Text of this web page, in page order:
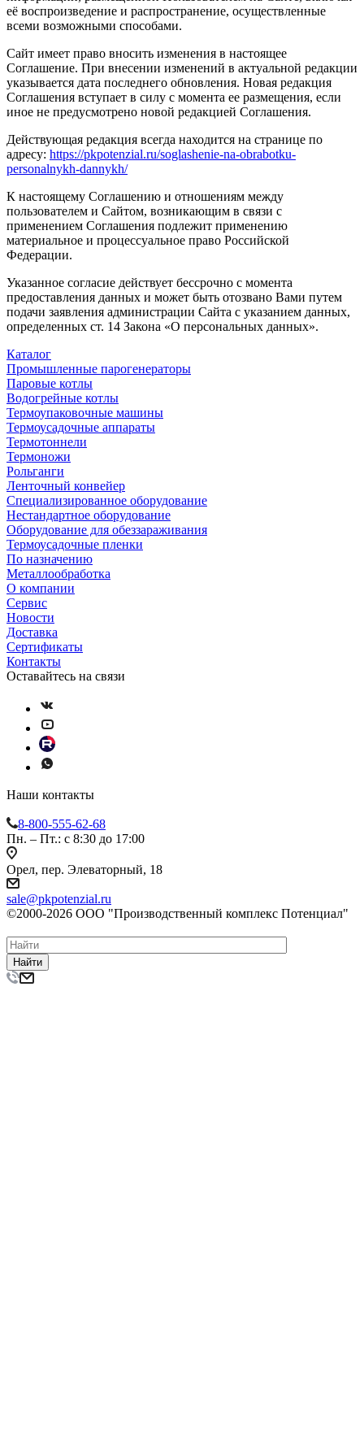
её воспроизведение и распространение, осуществленные
всеми возможными способами.
Сайт имеет право вносить изменения в настоящее
Соглашение. При внесении изменений в актуальной редакции
указывается дата последнего обновления. Новая редакция
Соглашения вступает в силу с момента ее размещения, если
иное не предусмотрено новой редакцией Соглашения.
Действующая редакция всегда находится на странице по
адресу: https://pkpotenzial.ru/soglashenie-na-obrabotku-
personalnykh-dannykh/
К настоящему Соглашению и отношениям между
пользователем и Сайтом, возникающим в связи с
применением Соглашения подлежит применению
материальное и процессуальное право Российской
Федерации.
Указанное согласие действует бессрочно с момента
предоставления данных и может быть отозвано Вами путем
подачи заявления администрации Сайта с указанием данных,
определенных ст. 14 Закона «О персональных данных».
Каталог
Промышленные парогенераторы
Паровые котлы
Водогрейные котлы
Термоупаковочные машины
Термоусадочные аппараты
Термотоннели
Термоножи
Рольганги
Ленточный конвейер
Специализированное оборудование
Нестандартное оборудование
Оборудование для обеззараживания
Термоусадочные пленки
По назначению
Металлообработка
О компании
Сервис
Новости
Доставка
Сертификаты
Контакты
Оставайтесь на связи
Наши контакты
8-800-555-62-68
Пн. – Пт.: с 8:30 до 17:00
Орел, пер. Элеваторный, 18
sale@pkpotenzial.ru
©2000-2026 ООО "Производственный комплекс Потенциал"
Найти